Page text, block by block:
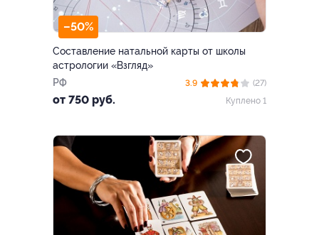
–50%
Составление натальной карты от школы
астрологии «Взгляд»
РФ
от 750 руб.
3.9
(27)
Куплено 1